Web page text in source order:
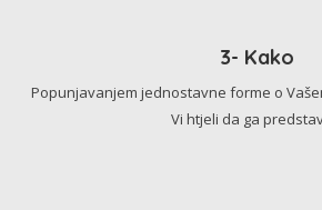
3- Kako
Popunjavanjem jednostavne forme o
Vi htjeli da ga